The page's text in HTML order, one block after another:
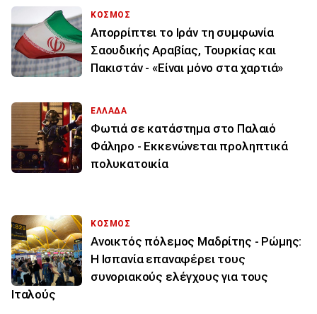
ΚΟΣΜΟΣ
Απορρίπτει το Ιράν τη συμφωνία
Σαουδικής Αραβίας, Τουρκίας και
Πακιστάν - «Είναι μόνο στα χαρτιά»
ΕΛΛΑΔΑ
Φωτιά σε κατάστημα στο Παλαιό
Φάληρο - Εκκενώνεται προληπτικά
πολυκατοικία
ΚΟΣΜΟΣ
Ανοικτός πόλεμος Μαδρίτης - Ρώμης:
Η Ισπανία επαναφέρει τους
συνοριακούς ελέγχους για τους
Ιταλούς